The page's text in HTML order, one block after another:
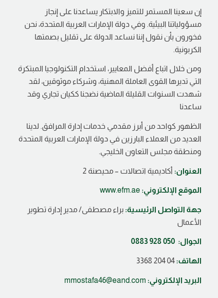
إن سعينا المستمر للتميز والابتكار يساعدنا على إنجاز
مسؤولياتنا البيئية. وفي دولة الإمارات العربية المتحدة، نحن
فخورون بأن نقول إننا نساعد الدولة على تقليل بصمتها
الكربونية.
ومن خلال اتباع أفضل المعايير، استخدام التكنولوجيا المبتكرة
التي تديرها القوى العاملة المهنية، وشركاء موثوقين، لقد
شهدت السنوات القليلة الماضية نضجنا ككيان تجاري وقد
ساعدنا
الظهور كواحد من أبرز مقدمي خدمات إدارة المرافق. لدينا
العديد من العملاء البارزين في دولة الإمارات العربية المتحدة
ومنطقة مجلس التعاون الخليجي.
العنوان: أكاديمية اتصالات – محيصنة 2
الموقع الإلكتروني: www.efm.ae
جهة التواصل الرئيسية: براء مصطفى/ مدير إدارة تطوير
الأعمال
الجوال: 050 928 0883
الهاتف:
البريد الإلكتروني: mmostafa46@eand.com